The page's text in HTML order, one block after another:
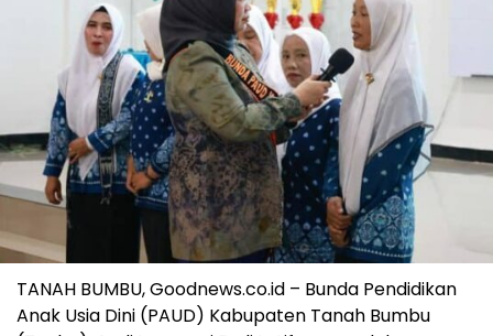
TANAH BUMBU, Goodnews.co.id – Bunda Pendidikan
Anak Usia Dini (PAUD) Kabupaten Tanah Bumbu